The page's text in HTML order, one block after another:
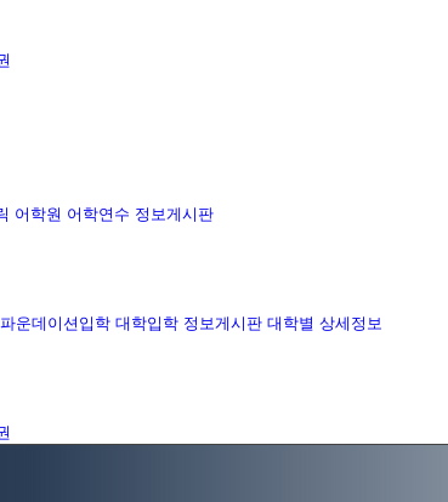
어학원 어학연수 정보게시판
파운데이션입학 대학입학 정보게시판 대학별 상세정보